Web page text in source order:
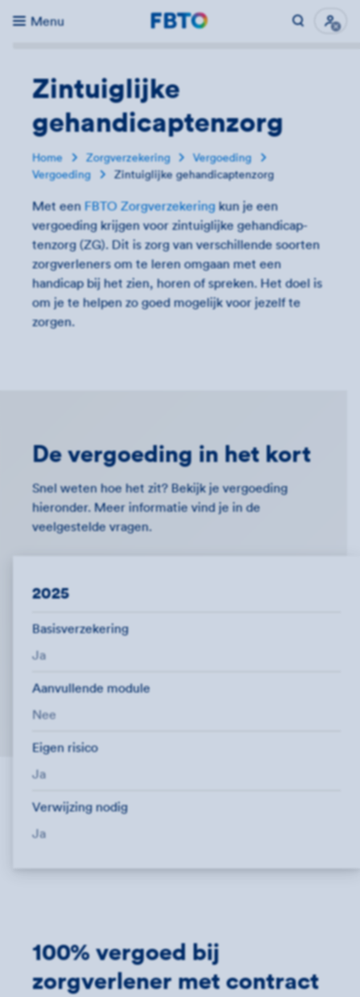
Menu
Direct naar...
Zintuiglijke
gehandicap­tenzorg
Home Zorgverzekering
Vergoeding
Vergoeding
Zintuiglijke gehandicaptenzorg
Met eenFBTO Zorgverzekeringkun je een
vergoeding krijgen voor zintuiglijke gehandicap­
tenzorg (ZG). Dit is zorg van verschillende soorten
zorgverleners om te leren omgaan met een
handicap bij het zien, horen of spreken. Het doel is
om je te helpen zo goed mogelijk voor jezelf te
zorgen.
De vergoeding in het kort
Snel weten hoe het zit? Bekijk je vergoeding
hieronder. Meer informatie vind je in de
veelgestelde vragen.
2025
Basisverzekering
Ja
Aanvullende module
Nee
Eigen risico
Ja
Verwijzing nodig
Ja
100% vergoed bij
zorgverlener met contract